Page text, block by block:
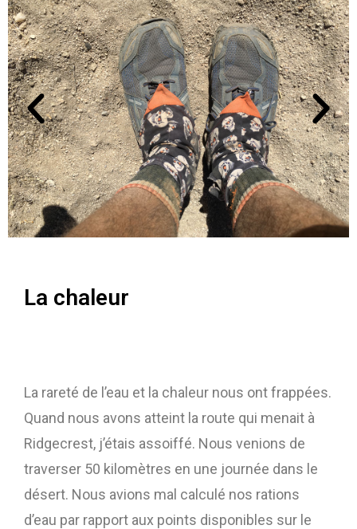
La chaleur
La rareté de l’eau et la chaleur nous ont frappées.
Quand nous avons atteint la route qui menait à
Ridgecrest, j’étais assoiffé. Nous venions de
traverser 50 kilomètres en une journée dans le
désert. Nous avions mal calculé nos rations
d’eau par rapport aux points disponibles sur le